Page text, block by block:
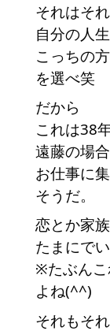
それはそれ
自分の人
こっちの
を選べ笑
だから
これは38
遠藤の場
お仕事に
そうだ。
恋とか家
たまにでい
※たぶんこ
よね(^^)
それもそ